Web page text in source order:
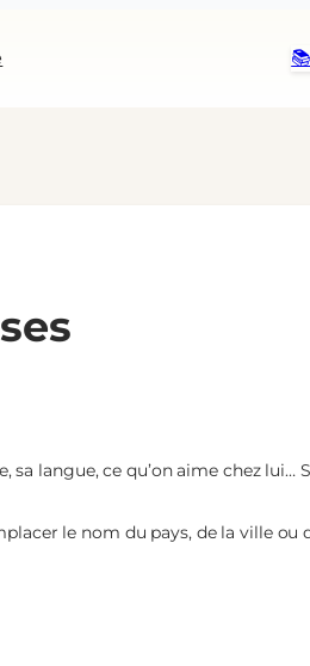
sa langue, ce qu’on aime chez lui…
le nom du pays, de la ville ou